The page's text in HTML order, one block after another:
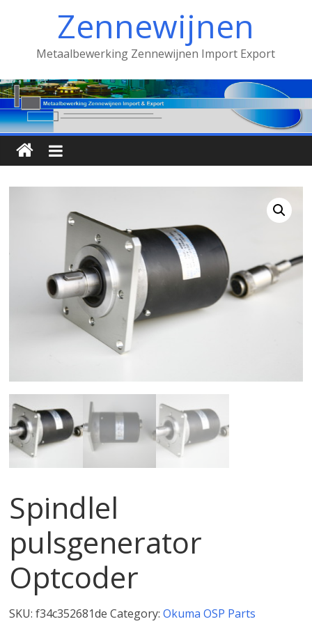
Zennewijnen
Metaalbewerking Zennewijnen Import Export
Spindlel
pulsgenerator
Optcoder
SKU:f34c352681de Category:Okuma OSP Parts